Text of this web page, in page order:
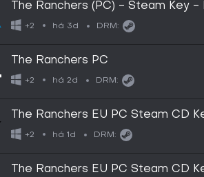
The Ranchers (PC) - Steam Key -
+2 há 3d DRM:
The Ranchers PC
+2 há 2d DRM:
The Ranchers EU PC Steam CD
+2 há 1d DRM:
The Ranchers EU PC Steam CD